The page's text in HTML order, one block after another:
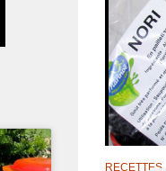
RECETTES